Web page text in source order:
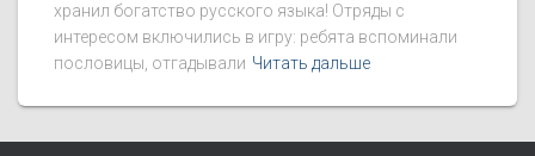
хранил богатство русского языка! Отряды с
интересом включились в игру: ребята вспоминали
пословицы, отгадывали Читать дальше